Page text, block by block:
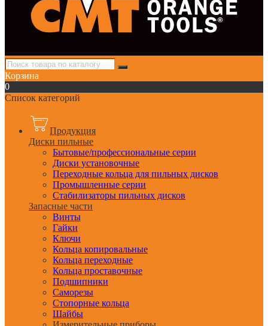
Корзина
0
Список категорий
Продукция
Диски пильные
Бытовые/профессиональные серии
Диски установочные
Переходные кольца для пильных дисков
Промышленные серии
Стабилизаторы пильных дисков
Запасные части
Винты
Гайки
Ключи
Кольца копировальные
Кольца переходные
Кольца проставочные
Подшипники
Саморезы
Стопорные кольца
Шайбы